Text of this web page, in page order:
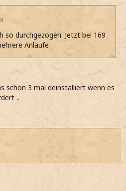
so durchgezogen. Jetzt bei 169
Anläufe
schon 3 mal deinstalliert wenn es
..